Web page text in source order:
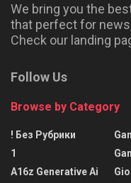
We bring you the
that perfect for
Check our landing
Follow Us
Browse by Category
! Без Рубрики
1
A16z Generative Ai